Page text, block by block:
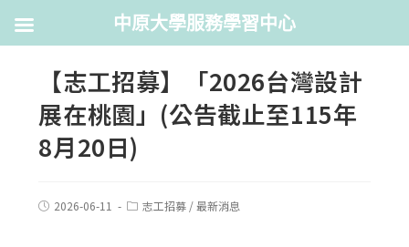
【志工招募】「2026台灣設計
展在桃園」(公告截止至115年
8月20日)
2026-06-11 志工招募 / 最新消息
中原大學服務學習中心